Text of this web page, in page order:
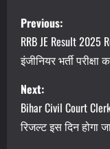
P
o
s
t
n
Previous:
RRB JE Result 2025
इंजीनियर भर्ती
Next:
Bihar Civil Court
रिजल्ट इस दिन होगा